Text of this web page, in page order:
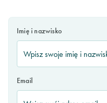
Imię i nazwisko
Email